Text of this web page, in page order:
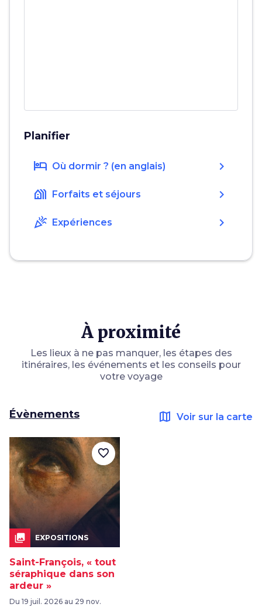
Planifier
hotel Où dormir ? (en anglais) chevron_right
holiday_village Forfaits et séjours chevron_right
celebration Expériences chevron_right
À proximité
Les lieux à ne pas manquer, les étapes des
itinéraires, les événements et les conseils pour
votre voyage
Évènements map Voir sur la carte
collections EXPOSITIONS
Saint-François, « tout
séraphique dans son
ardeur »
Du 19 juil. 2026 au 29 nov.
favorite_border